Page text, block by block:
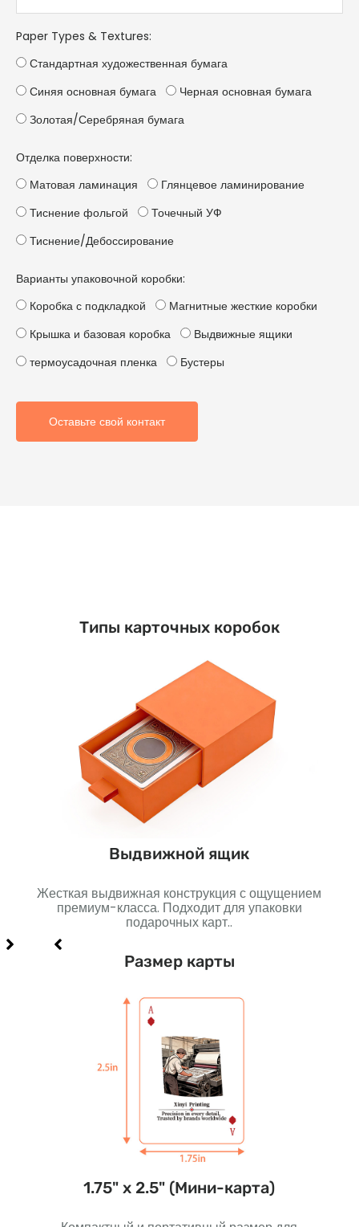
Paper Types & Textures:
Стандартная художественная бумага
Синяя основная бумага
Черная основная бумага
Золотая/Серебряная бумага
Отделка поверхности:
Матовая ламинация
Глянцевое ламинирование
Тиснение фольгой
Точечный УФ
Тиснение/Дебоссирование
Варианты упаковочной коробки:
Коробка с подкладкой
Магнитные жесткие коробки
Крышка и базовая коробка
Выдвижные ящики
термоусадочная пленка
Бустеры
Оставьте свой контакт
Типы карточных коробок
Выдвижной ящик
Жесткая выдвижная конструкция с ощущением
премиум-класса. Подходит для упаковки
подарочных карт..
Размер карты
1.75" х 2.5" (Мини-карта)